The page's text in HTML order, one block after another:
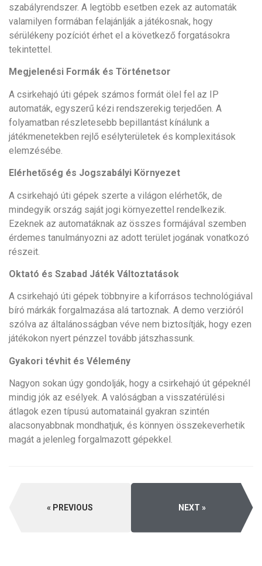
szabályrendszer. A legtöbb esetben ezek az automaták
valamilyen formában felajánlják a játékosnak, hogy
sérülékeny pozíciót érhet el a következő forgatásokra
tekintettel.
Megjelenési Formák és Történetsor
A csirkehajó úti gépek számos formát ölel fel az IP
automaták, egyszerű kézi rendszerekig terjedően. A
folyamatban részletesebb bepillantást kínálunk a
játékmenetekben rejlő esélyterületek és komplexitások
elemzésébe.
Elérhetőség és Jogszabályi Környezet
A csirkehajó úti gépek szerte a világon elérhetők, de
mindegyik ország saját jogi környezettel rendelkezik.
Ezeknek az automatáknak az összes formájával szemben
érdemes tanulmányozni az adott terület jogának vonatkozó
részeit.
Oktató és Szabad Játék Változtatások
A csirkehajó úti gépek többnyire a kiforrásos technológiával
bíró márkák forgalmazása alá tartoznak. A demo verzióról
szólva az általánosságban véve nem biztosítják, hogy ezen
játékokon nyert pénzzel tovább játszhassunk.
Gyakori tévhit és Vélemény
Nagyon sokan úgy gondolják, hogy a csirkehajó út gépeknél
mindig jók az esélyek. A valóságban a visszatérülési
átlagok ezen típusú automatainál gyakran szintén
alacsonyabbnak mondhatjuk, és könnyen összekeverhetik
magát a jelenleg forgalmazott gépekkel.
PREVIOUS NEXT